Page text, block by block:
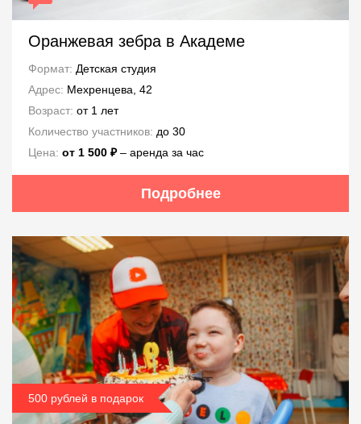
Оранжевая зебра в Академе
Формат: Детская студия
Адрес: Мехренцева, 42
Возраст: от 1 лет
Количество участников: до 30
Цена: от 1 500 ₽– аренда за час
Подробнее
500 рублей в подарок